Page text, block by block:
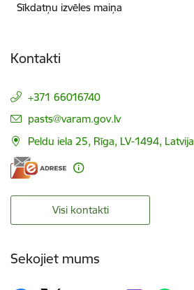
Sīkdatņu izvēles maiņa
Kontakti
+371 66016740
E-pasts:
pasts@varam.gov.lv
Peldu iela 25, Rīga, LV-1494, Latvija
Visi kontakti
Sekojiet mums